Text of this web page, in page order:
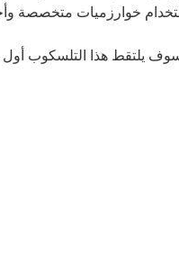
خوارزميات متخصصة